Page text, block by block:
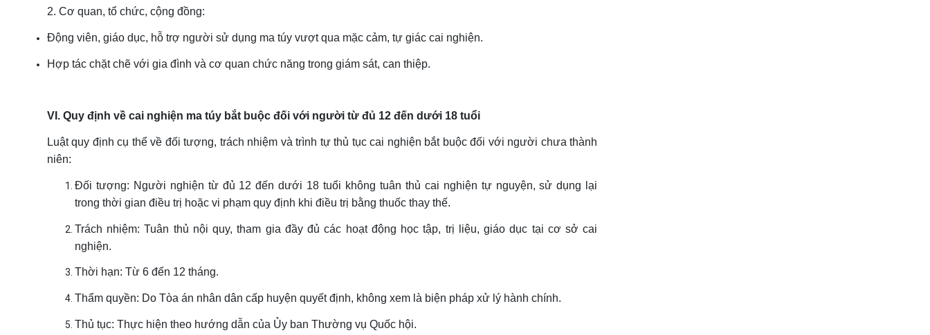
2. Cơ quan, tổ chức, cộng đồng:
Động viên, giáo dục, hỗ trợ người sử dụng ma túy vượt qua mặc cảm, tự giác cai nghiện.
Hợp tác chặt chẽ với gia đình và cơ quan chức năng trong giám sát, can thiệp.
VI. Quy định về cai nghiện ma túy bắt buộc đối với người từ đủ 12 đến dưới 18 tuổi
Luật quy định cụ thể về đối tượng, trách nhiệm và trình tự thủ tục cai nghiện bắt buộc đối với người chưa thành
niên:
Đối tượng: Người nghiện từ đủ 12 đến dưới 18 tuổi không tuân thủ cai nghiện tự nguyện, sử dụng lại
trong thời gian điều trị hoặc vi phạm quy định khi điều trị bằng thuốc thay thế.
Trách nhiệm: Tuân thủ nội quy, tham gia đầy đủ các hoạt động học tập, trị liệu, giáo dục tại cơ sở cai
nghiện.
Thời hạn: Từ 6 đến 12 tháng.
Thẩm quyền: Do Tòa án nhân dân cấp huyện quyết định, không xem là biện pháp xử lý hành chính.
Thủ tục: Thực hiện theo hướng dẫn của Ủy ban Thường vụ Quốc hội.